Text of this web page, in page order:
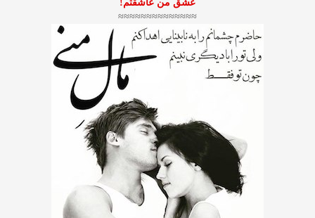
عشق من عاشقتم!
≈≈≈≈≈≈≈≈≈≈≈≈≈≈